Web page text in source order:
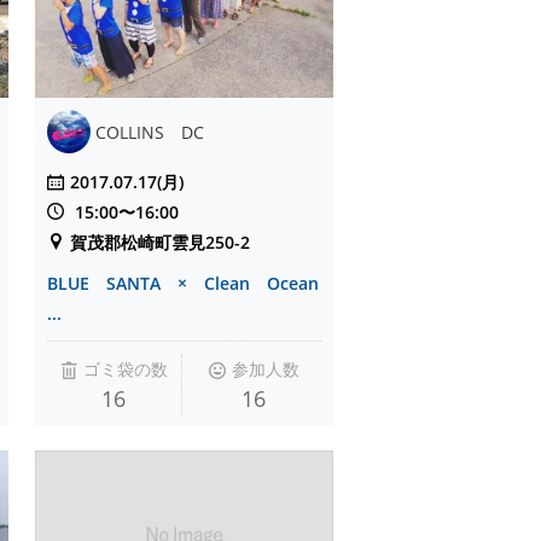
COLLINS DC
2017.07.17(月)
15:00〜16:00
賀茂郡松崎町雲見250-2
BLUE SANTA × Clean Ocean
...
ゴミ袋の数
16
参加人数
16